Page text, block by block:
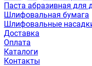
Паста абразивная для
Шлифовальная бумага
Шлифовальные
Доставка
Оплата
Каталоги
Контакты